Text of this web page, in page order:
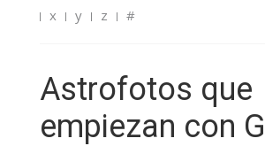
x
y z #
Astrofotos que
empiezan con G